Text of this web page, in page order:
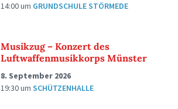
14:00um GRUNDSCHULE STÖRMEDE
Musikzug – Konzert des
Luftwaffenmusikkorps Münster
8. September 2026
19:30um SCHÜTZENHALLE